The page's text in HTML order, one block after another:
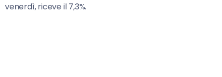
venerdì, riceve il 7,3%.